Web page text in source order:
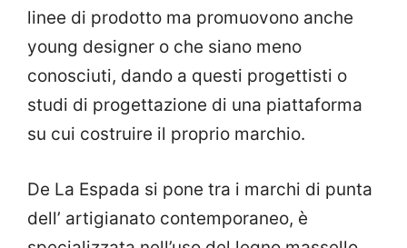
linee di prodotto ma promuovono anche
young designer o che siano meno
conosciuti, dando a questi progettisti o
studi di progettazione di una piattaforma
su cui costruire il proprio marchio.
De La Espada si pone tra i marchi di punta
dell’ artigianato contemporaneo, è